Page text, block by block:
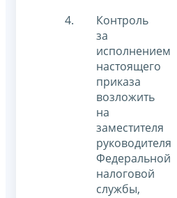
Контроль
за
исполнением
настоящего
приказа
возложить
на
заместителя
руководителя
Федеральной
налоговой
службы,